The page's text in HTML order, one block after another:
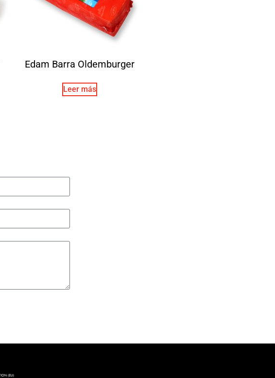
Edam Barra Oldemburger
Leer más